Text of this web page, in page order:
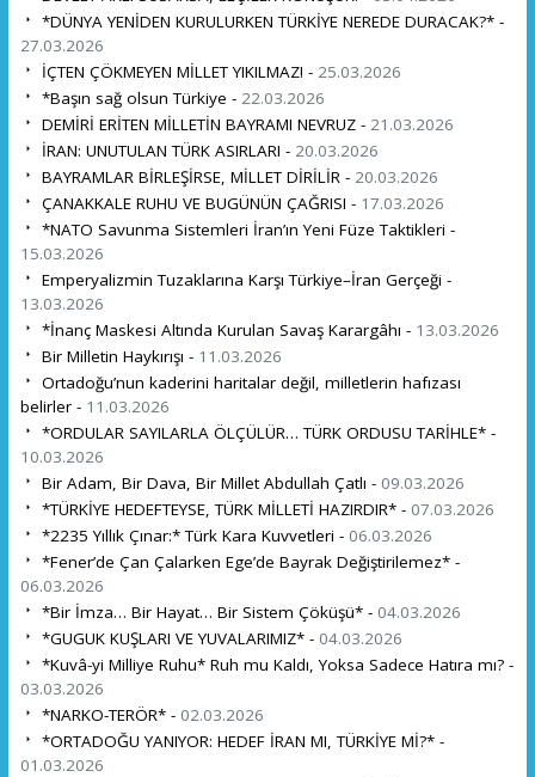
*DÜNYA YENİDEN KURULURKEN TÜRKİYE NEREDE DURACAK?* -
27.03.2026
İÇTEN ÇÖKMEYEN MİLLET YIKILMAZ! - 25.03.2026
*Başın sağ olsun Türkiye - 22.03.2026
DEMİRİ ERİTEN MİLLETİN BAYRAMI NEVRUZ - 21.03.2026
İRAN: UNUTULAN TÜRK ASIRLARI - 20.03.2026
BAYRAMLAR BİRLEŞİRSE, MİLLET DİRİLİR - 20.03.2026
ÇANAKKALE RUHU VE BUGÜNÜN ÇAĞRISI - 17.03.2026
*NATO Savunma Sistemleri İran’ın Yeni Füze Taktikleri -
15.03.2026
Emperyalizmin Tuzaklarına Karşı Türkiye–İran Gerçeği -
13.03.2026
*İnanç Maskesi Altında Kurulan Savaş Karargâhı - 13.03.2026
Bir Milletin Haykırışı - 11.03.2026
Ortadoğu’nun kaderini haritalar değil, milletlerin hafızası
belirler - 11.03.2026
*ORDULAR SAYILARLA ÖLÇÜLÜR… TÜRK ORDUSU TARİHLE* -
10.03.2026
Bir Adam, Bir Dava, Bir Millet Abdullah Çatlı - 09.03.2026
*TÜRKİYE HEDEFTEYSE, TÜRK MİLLETİ HAZIRDIR* - 07.03.2026
*2235 Yıllık Çınar:* Türk Kara Kuvvetleri - 06.03.2026
*Fener’de Çan Çalarken Ege’de Bayrak Değiştirilemez* -
06.03.2026
*Bir İmza… Bir Hayat… Bir Sistem Çöküşü* - 04.03.2026
*GUGUK KUŞLARI VE YUVALARIMIZ* - 04.03.2026
*Kuvâ-yi Milliye Ruhu* Ruh mu Kaldı, Yoksa Sadece Hatıra mı? -
03.03.2026
*NARKO-TERÖR* - 02.03.2026
*ORTADOĞU YANIYOR: HEDEF İRAN MI, TÜRKİYE Mİ?* -
01.03.2026